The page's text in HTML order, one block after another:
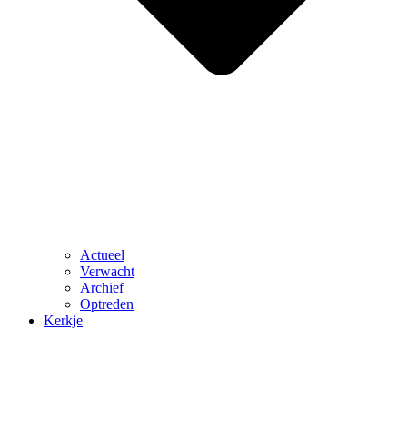
Actueel
Verwacht
Archief
Optreden
Kerkje